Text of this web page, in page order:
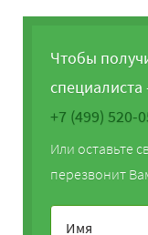
Чтобы
+7 (499) 520-
Или оставьте
перезвонит